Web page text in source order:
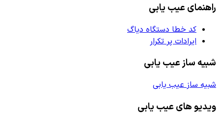
راهنمای عیب یابی
کد خطا دستگاه دیاگ
ایرادات پر تکرار
شبیه ساز عیب یابی
شبیه ساز عیب یابی
ویدیو های عیب یابی